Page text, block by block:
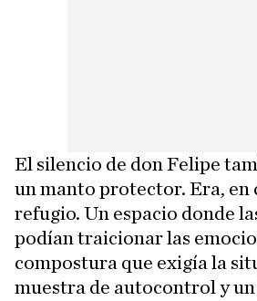
El silencio de don Felipe
un manto protector. Era, en
refugio. Un espacio donde
podían traicionar las
compostura que exigía la
muestra de autocontrol y